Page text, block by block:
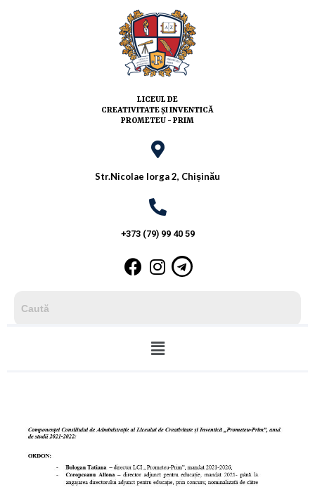
LICEUL DE
CREATIVITATE ȘI INVENTICĂ
PROMETEU - PRIM
Str.Nicolae Iorga 2, Chișinău
+373 (79) 99 40 59